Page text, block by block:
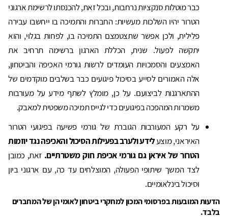
כבר מוטלות סנקציות נרחבות, ובכל זאת, להכנסתו לרשימת ארגוני
הטרור יהיו השלכות מעשיות: החברוּת והתמיכה בו ייחשבו עבירה
פלילית, ולכן אפשר שתצטמצם התמיכה בו, לפחות בגלוי, והוא
יתקשה לפעול. שנית, הכללת הארגון ברשימה תרחיב את
האמצעים והסמכויות העומדים לרשות גורמי האכיפה והביטחון,
אלה האמורים לסייע בסיכול פיגועים כבר בשלבים מוקדמים של
ההתארגנות לביצועם. על כן, מומלץ לשתף מידע על מעורבות
משמרות המהפכה בפיגועים כדי לגייס תמיכה משפטית למאבק.
על רקע המעורבות הגוברת של גורמי פשיעה בפיגועי הטרור
האיראני, מוצעלידע ולערב בפעילות הסיכול והאכיפה נגד יוזמות
הטרור של איראן גם גורמי אכיפת חוק משטרתיים.זאת, כמובן
לצד המשך שיתופי הפעולה, המוצלחים עד כה, עם ארגוני ביון
וסיכול בינלאומיים.
הדעות המובעות בפרסומי המכון למחקרי ביטחון לאומי הן של המחברים
בלבד.